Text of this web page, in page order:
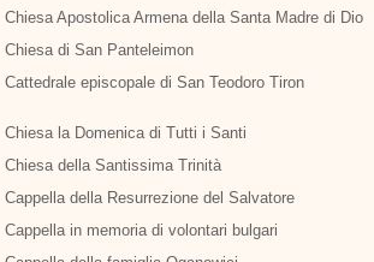
Chiesa Apostolica Armena della Santa Madre di Dio
Chiesa di San Panteleimon
Cattedrale episcopale di San Teodoro Tiron
Chiesa la Domenica di Tutti i Santi
Chiesa della Santissima Trinità
Cappella della Resurrezione del Salvatore
Cappella in memoria di volontari bulgari